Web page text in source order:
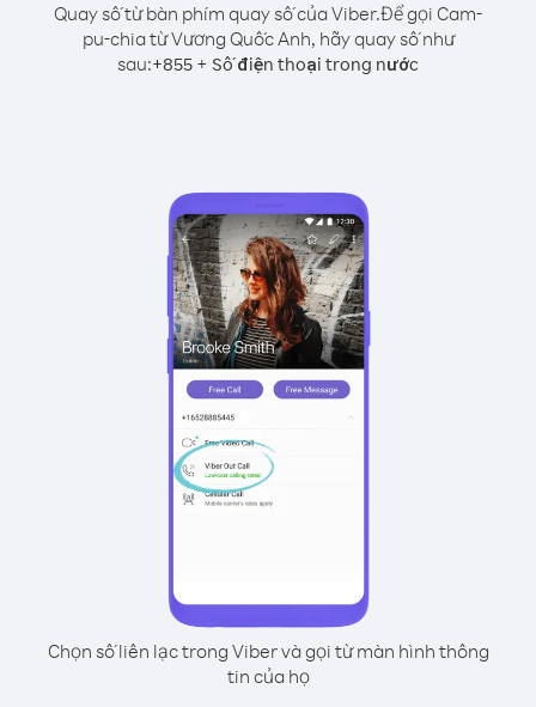
Quay số từ bàn phím quay số của Viber.Để gọi Cam-
pu-chia từ Vương Quốc Anh, hãy quay số như
sau:+855 + Số điện thoại trong nước
Chọn số liên lạc trong Viber và gọi từ màn hình thông
tin của họ